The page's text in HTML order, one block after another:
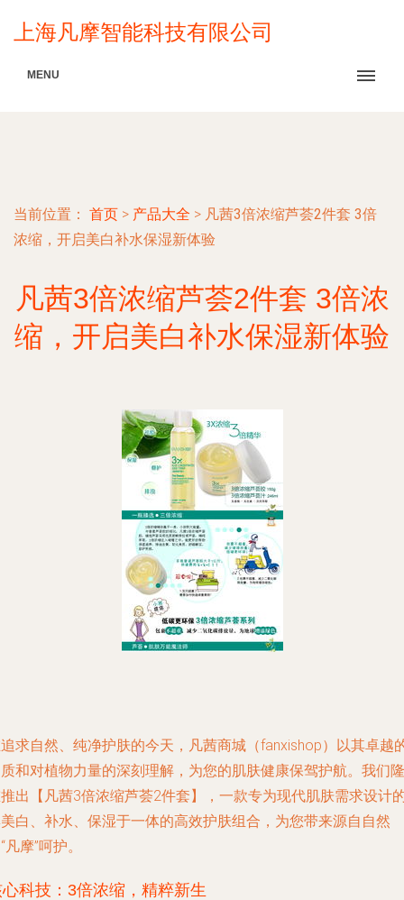
上海凡摩智能科技有限公司
MENU
当前位置： 首页 > 产品大全 > 凡茜3倍浓缩芦荟2件套 3倍
浓缩，开启美白补水保湿新体验
凡茜3倍浓缩芦荟2件套 3倍浓
缩，开启美白补水保湿新体验
求自然、纯净护肤的今天，凡茜商城（fanxishop）以其卓越
和对植物力量的深刻理解，为您的肌肤健康保驾护航。我们隆
出【凡茜3倍浓缩芦荟2件套】，一款专为现代肌肤需求设计
白、补水、保湿于一体的高效护肤组合，为您带来源自自然
凡摩”呵护。
科技：3倍浓缩，精粹新生